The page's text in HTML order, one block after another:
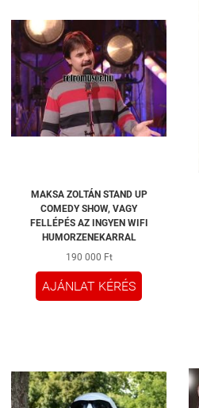
MAKSA ZOLTÁN STAND UP
COMEDY SHOW, VAGY
FELLÉPÉS AZ INGYEN WIFI
HUMORZENEKARRAL
190 000 Ft
AJÁNLAT KÉRÉS